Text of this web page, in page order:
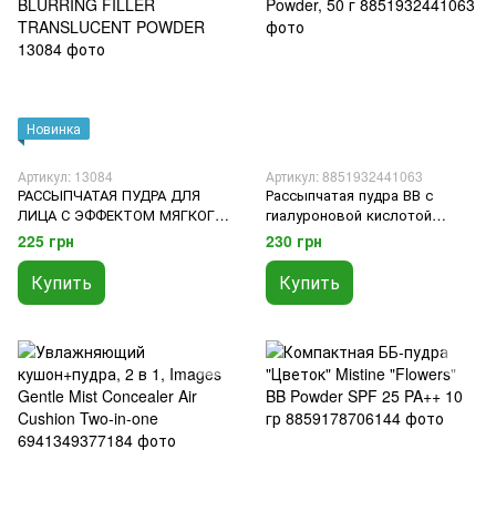
Новинка
Артикул: 13084
РАССЫПЧАТАЯ ПУДРА ДЛЯ
ЛИЦА С ЭФФЕКТОМ МЯГКОГО
РАЗМЫТИЯ Pond's BLURRING
FILLER TRANSLUCENT
POWDER
225 грн
Купить
Артикул: 8851932441063
Рассыпчатая пудра ВВ с
гиалуроновой кислотой
POND'S 3D Hya Korean Glow
Powder, 50 г
230 грн
Купить